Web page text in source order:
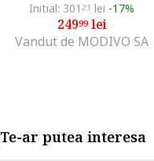
Initial: 301 21 lei -17%
24999lei
Vandut de MODIVO SA
Te-ar putea interesa